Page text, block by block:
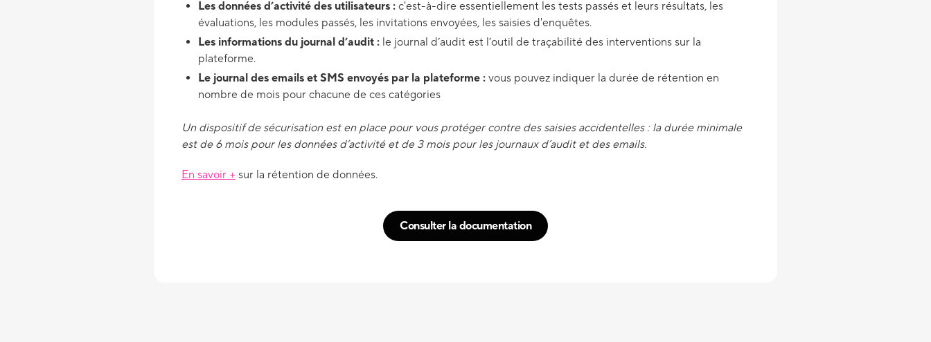
Les données d’activité des utilisateurs : c'est-à-dire essentiellement les tests passés et leurs résultats, les
évaluations, les modules passés, les invitations envoyées, les saisies d'enquêtes.
Les informations du journal d’audit : le journal d’audit est l’outil de traçabilité des interventions sur la
plateforme.
Le journal des emails et SMS envoyés par la plateforme : vous pouvez indiquer la durée de rétention en
nombre de mois pour chacune de ces catégories
Un dispositif de sécurisation est en place pour vous protéger contre des saisies accidentelles : la durée minimale
est de 6 mois pour les données d’activité et de 3 mois pour les journaux d’audit et des emails.
En savoir + sur la rétention de données.
Consulter la documentation